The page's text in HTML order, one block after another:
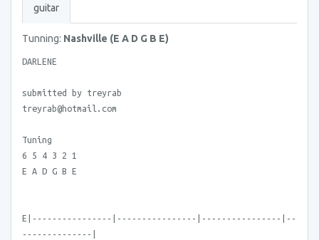
guitar
Tunning: Nashville (E A D G B E)
DARLENE
submitted by treyrab
treyrab@hotmail.com
Tuning
6 5 4 3 2 1
E A D G B E
E|----------------|----------------|----------------|--
--------------|